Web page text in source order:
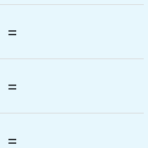
=
=
=